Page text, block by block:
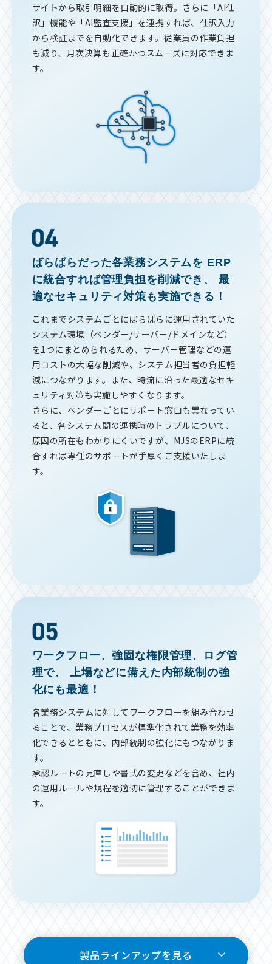
サイトから取引明細を自動的に取得。さらに「AI仕
訳」機能や「AI監査支援」を連携すれば、仕訳入力
から検証までを自動化できます。従業員の作業負担
も減り、月次決算も正確かつスムーズに対応できま
す。
ばらばらだった各業務システムを ERP
に統合すれば管理負担を削減でき、
最
適なセキュリティ対策も実施できる！
これまでシステムごとにばらばらに運用されていた
システム環境（ベンダー/サーバー/ドメインなど）
を1つにまとめられるため、サーバー管理などの運
用コストの大幅な削減や、システム担当者の負担軽
減につながります。また、時流に沿った最適なセキ
ュリティ対策も実施しやすくなります。
さらに、ベンダーごとにサポート窓口も異なってい
ると、各システム間の連携時のトラブルについて、
原因の所在もわかりにくいですが、MJSのERPに統
合すれば専任のサポートが手厚くご支援いたしま
す。
ワークフロー、強固な権限管理、ログ管
理で、
上場などに備えた内部統制の強
化にも最適！
各業務システムに対してワークフローを組み合わせ
ることで、業務プロセスが標準化されて業務を効率
化できるとともに、内部統制の強化にもつながりま
す。
承認ルートの見直しや書式の変更などを含め、社内
の運用ルールや規程を適切に管理することができま
す。
製品ラインアップを見る